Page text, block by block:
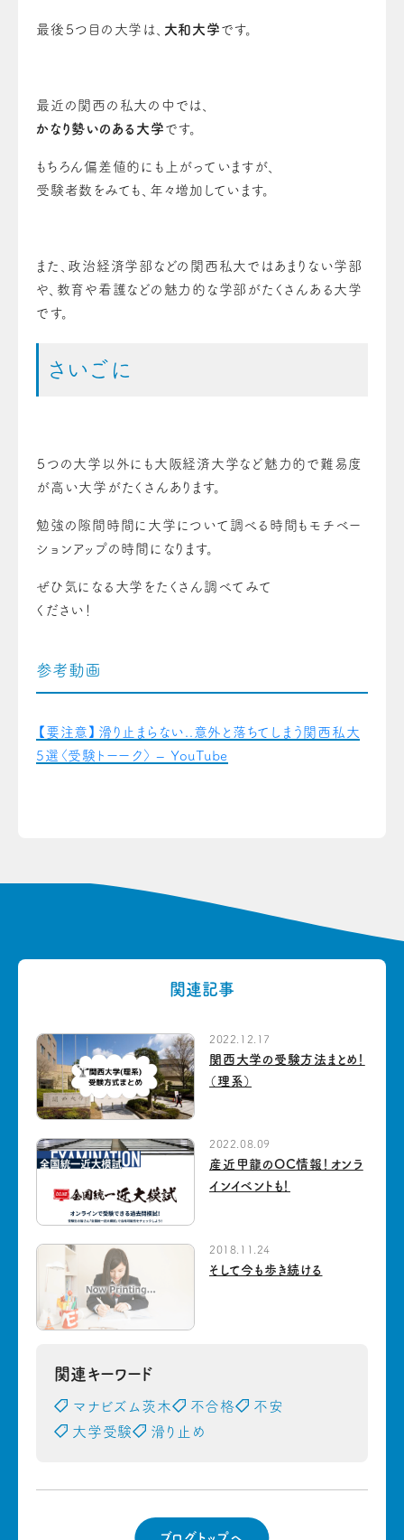
最後５つ目の大学は、 大和大学 です。
最近の関西の私大の中では、
かなり勢いのある大学 です。
もちろん偏差値的にも上がっていますが、
受験者数をみても、年々増加しています。
また、政治経済学部などの関西私大ではあまりない学部
や、教育や看護などの魅力的な学部がたくさんある大学
です。
さいごに
５つの大学以外にも大阪経済大学など魅力的で難易度
が高い大学がたくさんあります。
勉強の隙間時間に大学について調べる時間もモチベー
ションアップの時間になります。
ぜひ気になる大学をたくさん調べてみて
ください！
参考動画
【要注意】滑り止まらない..意外と落ちてしまう関西私大
5選〈受験トーーク〉 – YouTube
関連記事
2022.12.17
関西大学の受験方法まとめ！
（理系）
2022.08.09
産近甲龍のOC情報！オンラ
インイベントも！
2018.11.24
そして今も歩き続ける
関連キーワード
マナビズム茨木 不合格
不安
大学受験
滑り止め